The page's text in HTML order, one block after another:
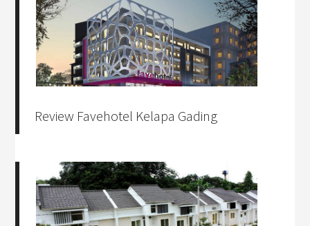
Review Favehotel Kelapa Gading